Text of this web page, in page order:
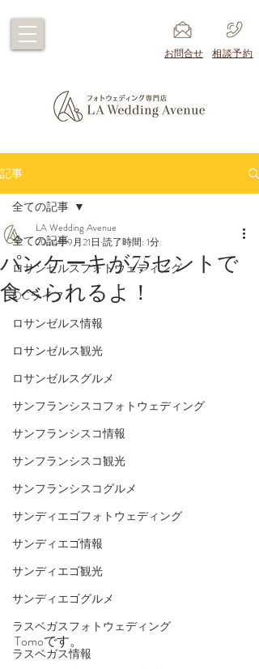
​お問合せ ​相談予約
記事
全ての記事
ロサンゼルスフォトウェディング
OCライフ
ロサンゼルス情報
ロサンゼルス観光
ロサンゼルスグルメ
サンフランシスコフォトウェディング
サンフランシスコ情報
サンフランシスコ観光
サンフランシスコグルメ
サンディエゴフォトウェディング
サンディエゴ情報
サンディエゴ観光
サンディエゴグルメ
ラスベガスフォトウェディング
ラスベガス情報
全ての記事
パンケーキが75セントで
食べられるよ！
LA Wedding Avenue
2024年9月21日 読了時間: 1分
Tomoです。